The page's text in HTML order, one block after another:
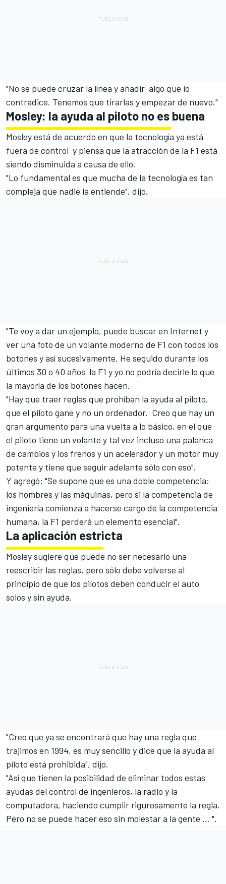
"No se puede cruzar la línea y añadir algo que lo
contradice. Tenemos que tirarlas y empezar de nuevo."
Mosley: la ayuda al piloto no es buena
Mosley está de acuerdo en que la tecnología ya está
fuera de control y piensa que la atracción de la F1 está
siendo disminuida a causa de ello.
"Lo fundamental es que mucha de la tecnología es tan
compleja que nadie la entiende", dijo.
"Te voy a dar un ejemplo, puede buscar en Internet y
ver una foto de un volante moderno de F1 con todos los
botones y así sucesivamente. He seguido durante los
últimos 30 o 40 años la F1 y yo no podría decirle lo que
la mayoría de los botones hacen.
"Hay que traer reglas que prohíban la ayuda al piloto,
que el piloto gane y no un ordenador. Creo que hay un
gran argumento para una vuelta a lo básico, en el que
el piloto tiene un volante y tal vez incluso una palanca
de cambios y los frenos y un acelerador y un motor muy
potente y tiene que seguir adelante sólo con eso".
Y agregó: "Se supone que es una doble competencia:
los hombres y las máquinas, pero si la competencia de
ingeniería comienza a hacerse cargo de la competencia
humana, la F1 perderá un elemento esencial".
La aplicación estricta
Mosley sugiere que puede no ser necesario una
reescribir las reglas, pero sólo debe volverse al
principio de que los pilotos deben conducir el auto
solos y sin ayuda.
"Creo que ya se encontrará que hay una regla que
trajimos en 1994, es muy sencillo y dice que la ayuda al
piloto está prohibida", dijo.
"Así que tienen la posibilidad de eliminar todos estas
ayudas del control de ingenieros, la radio y la
computadora, haciendo cumplir rigurosamente la regla.
Pero no se puede hacer eso sin molestar a la gente ... ".